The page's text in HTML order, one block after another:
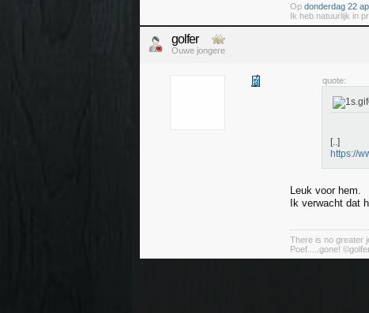
Op donderdag 22
Ik heb natuurlijk in
golfer
Ouwe jongere
quote:
[..]
https://
Leuk voor hem.
Ik verwacht dat
There is no greater
Poef.....gone!